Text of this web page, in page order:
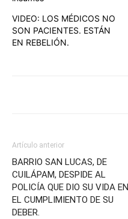
VIDEO: LOS MÉDICOS NO
SON PACIENTES. ESTÁN
EN REBELIÓN.
Artículo anterior
BARRIO SAN LUCAS, DE
CUILÁPAM, DESPIDE AL
POLICÍA QUE DIO SU VIDA EN
EL CUMPLIMIENTO DE SU
DEBER.